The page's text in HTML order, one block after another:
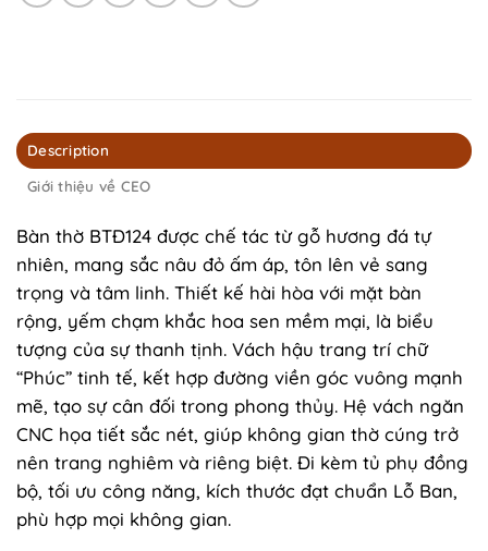
Description
Giới thiệu về CEO
Bàn thờ BTĐ124 được chế tác từ gỗ hương đá tự
nhiên, mang sắc nâu đỏ ấm áp, tôn lên vẻ sang
trọng và tâm linh. Thiết kế hài hòa với mặt bàn
rộng, yếm chạm khắc hoa sen mềm mại, là biểu
tượng của sự thanh tịnh. Vách hậu trang trí chữ
“Phúc” tinh tế, kết hợp đường viền góc vuông mạnh
mẽ, tạo sự cân đối trong phong thủy. Hệ vách ngăn
CNC họa tiết sắc nét, giúp không gian thờ cúng trở
nên trang nghiêm và riêng biệt. Đi kèm tủ phụ đồng
bộ, tối ưu công năng, kích thước đạt chuẩn Lỗ Ban,
phù hợp mọi không gian.